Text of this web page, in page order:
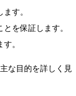
す。
を保証します。
。
な目的を詳しく見